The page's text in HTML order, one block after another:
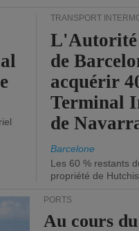
TRANSPORT
de
acquérir
Terminal
de
Barcelone
Les 60 % restants
propriété de
PORTS
Au cours